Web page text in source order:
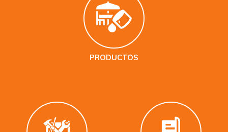
PRODUCTOS